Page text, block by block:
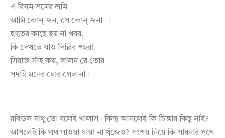
এ বিষম ভ্রমের ভ্রমি
আমি কোন্‌ জন, সে কোন্‌ জনা।।
হাতের কাছে হয় না খবর,
কি দেখতে যাও দিল্লির শহর!
সিরাজ সাঁই কয়, লালন রে তোর
সদাই মনের ঘোর গেল না।
রবিউল সাধু তো বলেই খালাস। কিন্তু আসলেই কি চিন্তার কিছু নাই?
আসলেই কি পথ পাওয়া যায়! না খুঁজেও? সংশয় নিয়ে কি সাধনার পথে